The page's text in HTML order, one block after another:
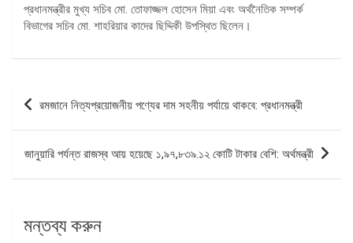
প্রধানমন্ত্রীর মুখ্য সচিব মো. তোফাজ্জল হোসেন মিয়া এবং অর্থনৈতিক সম্পর্ক
বিভাগের সচিব মো. শাহরিয়ার কাদের ছিদ্দিকী উপস্থিত ছিলেন।
পোস্ট
রমজানে নিত্যপ্রয়োজনীয় পণ্যের দাম সহনীয় পর্যায়ে থাকবে: প্রধানমন্ত্রী
জানুয়ারি পর্যন্ত রাজস্ব আয় হয়েছে ১,৯৭,৮৩৯.১২ কোটি টাকার বেশি: অর্থমন্ত্রী
মন্তব্য করুন